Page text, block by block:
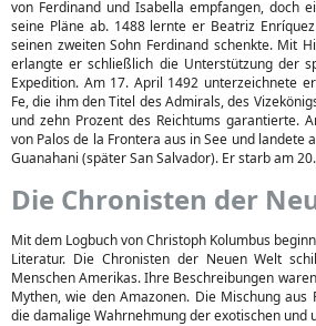
von Ferdinand und Isabella empfangen, doch
seine Pläne ab. 1488 lernte er Beatriz
seinen zweiten Sohn Ferdinand schenkte. Mit
erlangte er schließlich die Unterstützung der
Expedition. Am 17. April 1492 unterzeichnete
Fe, die ihm den Titel des Admirals, des
und zehn Prozent des Reichtums garantierte.
von Palos de la Frontera aus in See und landete
Guanahani (später San Salvador). Er starb am
Die Chronisten der
Mit dem Logbuch von Christoph Kolumbus
Literatur. Die Chronisten der Neuen Welt
Menschen Amerikas. Ihre Beschreibungen
Mythen, wie den Amazonen. Die Mischung aus
die damalige Wahrnehmung der exotischen und